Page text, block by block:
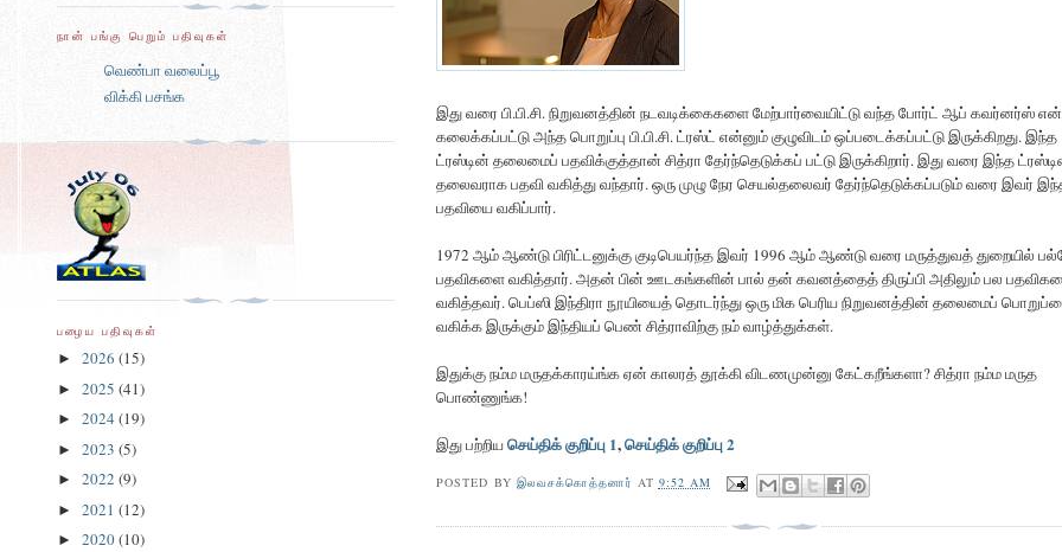
இது வரை பி.பி.சி. நிறுவனத்தின் நடவடிக்கைகளை மேற்பார்வையிட்டு வந்த போர்ட் ஆப் கவர்னர்ஸ்
கலைக்கப்பட்டு அந்த பொறுப்பு பி.பி.சி. ட்ரஸ்ட் என்னும் குழுவிடம் ஒப்படைக்கப்பட்டு இருக்கிறது. இந்த
ட்ரஸ்டின் தலைமைப் பதவிக்குத்தான் சித்ரா தேர்ந்தெடுக்கப் பட்டு இருக்கிறார். இது வரை இந்த
தலைவராக பதவி வகித்து வந்தார். ஒரு முழு நேர செயல்தலைவர் தேர்ந்தெடுக்கப்படும் வரை இவர்
பதவியை வகிப்பார்.
1972 ஆம் ஆண்டு பிரிட்டனுக்கு குடிபெயர்ந்த இவர் 1996 ஆம் ஆண்டு வரை மருத்துவத் துறையில்
பதவிகளை வகித்தார். அதன் பின் ஊடகங்களின் பால் தன் கவனத்தைத் திருப்பி அதிலும் பல
வகித்தவர். பெப்ஸி இந்திரா நூயியைத் தொடர்ந்து ஒரு மிக பெரிய நிறுவனத்தின் தலைமைப்
வகிக்க இருக்கும் இந்தியப் பெண் சித்ராவிற்கு நம் வாழ்த்துக்கள்.
இதுக்கு நம்ம மருதக்காரய்ங்க ஏன் காலரத் தூக்கி விடணமுன்னு கேட்கறீங்களா? சித்ரா நம்ம மருத
பொண்ணுங்க!
இது பற்றியசெய்திக் குறிப்பு 1,செய்திக் குறிப்பு 2
POSTED BY இலவசக்கொத்தனார் AT 9:52 AM
நான் பங்கு பெறும் பதிவுகள்
வெண்பா வலைப்பூ
விக்கி பசங்க
பழைய பதிவுகள்
► 2026 (15)
► 2025 (41)
► 2024 (19)
► 2023 (5)
► 2022 (9)
► 2021 (12)
► 2020(10)